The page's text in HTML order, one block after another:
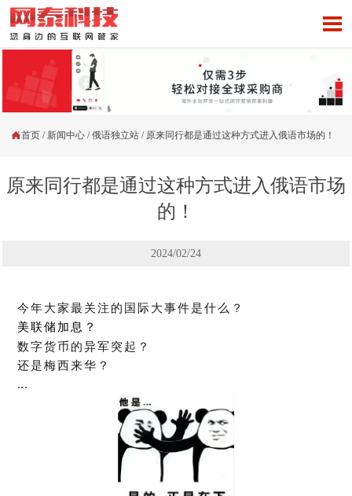

首页 / 新闻中心 /俄语独立站 / 原来同行都是通过这种方式进入俄语市场的！
原来同行都是通过这种方式进入俄语市场
的！
2024/02/24
今年大家最关注 的 国际大事件是什么 ？
美联储加息？
数字货币的异军突起？
还是梅西来华？
...